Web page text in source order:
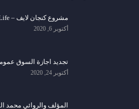
مشروع كنجان لايف – Ganjan Life
أكتوبر 6, 2020
تجديد اجازة السوق
أكتوبر 24, 2020
المؤلف والروائي محمد